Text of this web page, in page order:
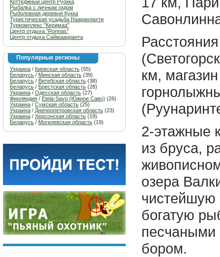
Коттеджный центр Руокка
Рыбалка с личным гидом
Рыболовная деревня Кукка
Туристическая усадьба Нааранлахти
Туркомплекс "Керимаа"
Центр отдыха "Ronnas"
Центр отдыха Саймаанранта
Популярные регионы
Украина / Киевская область (55)
Беларусь / Минская область (39)
Беларусь / Витебская область (38)
Беларусь / Брестская область (28)
Украина / Одесская область (27)
Финляндия / Etela-Savo (Южное Саво) (26)
Украина / Сумская область (25)
Украина / Днепропетровская область (23)
Украина / Херсонская область (19)
Беларусь / Могилевская область (19)
км,
2-этажные
из бруса,
озера
чистейшую
богатую
песчаными
бором.